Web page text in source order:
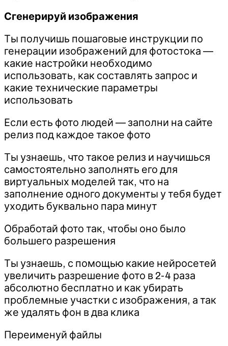
Сгенерируй изображения
Ты получишь пошаговые инструкции по
генерации изображений для фотостока —
какие настройки необходимо
использовать, как составлять запрос и
какие технические параметры
использовать
Если есть фото людей — заполни на сайте
релиз под каждое такое фото
Ты узнаешь, что такое релиз и научишься
самостоятельно заполнять его для
виртуальных моделей так, что на
заполнение одного документы у тебя будет
уходить буквально пара минут
Обработай фото так, чтобы оно было
большего разрешения
Ты узнаешь, с помощью какие нейросетей
увеличить разрешение фото в 2-4 раза
абсолютно бесплатно и как убирать
проблемные участки с изображения, а так
же удалять фон в два клика
Переименуй файлы